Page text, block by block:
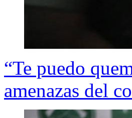
“Te puedo
amenazas del